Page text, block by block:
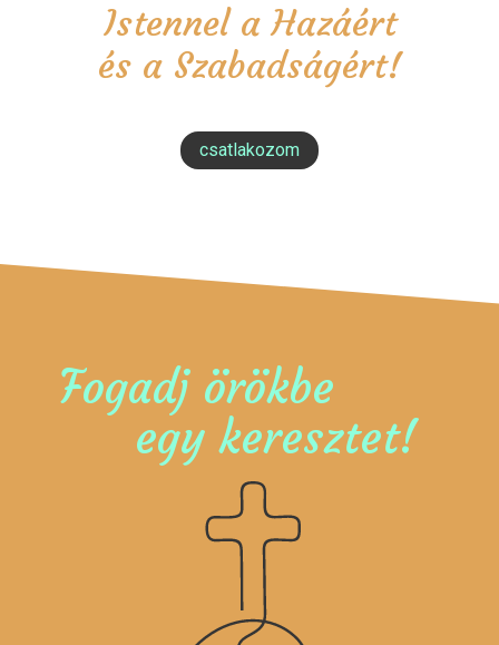
Istennel a Hazáért
és a Szabadságért!
csatlakozom
Fogadj örökbe
egy keresztet!